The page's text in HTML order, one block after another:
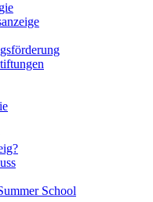
School